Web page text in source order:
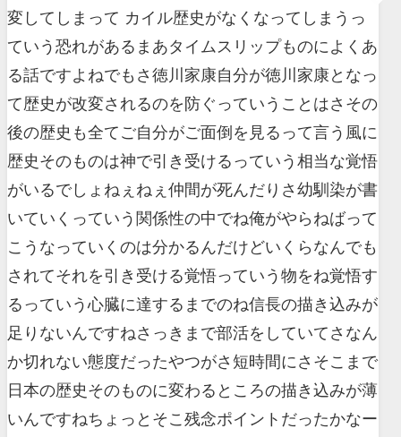
変してしまって カイル歴史がなくなってしまうっ
ていう恐れがあるまあタイムスリップものによくあ
る話ですよねでもさ徳川家康自分が徳川家康となっ
て歴史が改変されるのを防ぐっていうことはさその
後の歴史も全てご自分がご面倒を見るって言う風に
歴史そのものは神で引き受けるっていう相当な覚悟
がいるでしょねぇねぇ仲間が死んだりさ幼馴染が書
いていくっていう関係性の中でね俺がやらねばって
こうなっていくのは分かるんだけどいくらなんでも
されてそれを引き受ける覚悟っていう物をね覚悟す
るっていう心臓に達するまでのね信長の描き込みが
足りないんですねさっきまで部活をしていてさなん
か切れない態度だったやつがさ短時間にさそこまで
日本の歴史そのものに変わるところの描き込みが薄
いんですねちょっとそこ残念ポイントだったかなー